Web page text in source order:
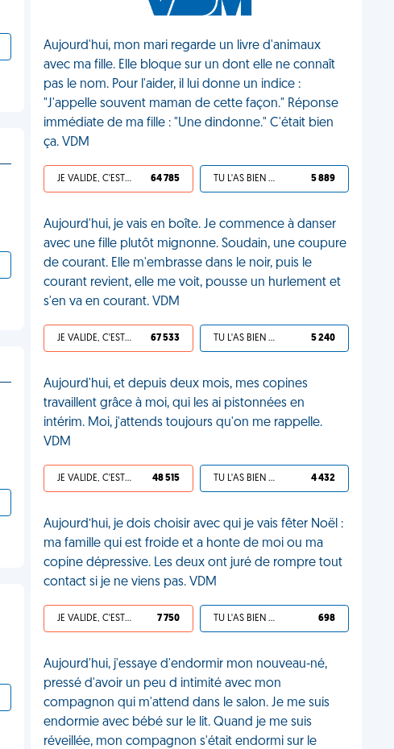
Aujourd'hui, mon mari regarde un livre d'animaux
avec ma fille. Elle bloque sur un dont elle ne connaît
pas le nom. Pour l'aider, il lui donne un indice :
"J'appelle souvent maman de cette façon." Réponse
immédiate de ma fille : "Une dindonne." C'était bien
ça. VDM
JE VALIDE, C'EST UNE VDM 64 785 TU L'AS BIEN MÉRITÉ 5 889
Aujourd'hui, je vais en boîte. Je commence à danser
avec une fille plutôt mignonne. Soudain, une coupure
de courant. Elle m'embrasse dans le noir, puis le
courant revient, elle me voit, pousse un hurlement et
s'en va en courant. VDM
JE VALIDE, C'EST UNE VDM 67 533 TU L'AS BIEN MÉRITÉ 5 240
Aujourd'hui, et depuis deux mois, mes copines
travaillent grâce à moi, qui les ai pistonnées en
intérim. Moi, j'attends toujours qu'on me rappelle.
VDM
JE VALIDE, C'EST UNE VDM 48 515 TU L'AS BIEN MÉRITÉ 4 432
Aujourd’hui, je dois choisir avec qui je vais fêter Noël :
ma famille qui est froide et a honte de moi ou ma
copine dépressive. Les deux ont juré de rompre tout
contact si je ne viens pas. VDM
JE VALIDE, C'EST UNE VDM 7 750 TU L'AS BIEN MÉRITÉ 698
Aujourd'hui, j'essaye d'endormir mon nouveau-né,
pressé d'avoir un peu d intimité avec mon
compagnon qui m'attend dans le salon. Je me suis
endormie avec bébé sur le lit. Quand je me suis
réveillée, mon compagnon s'était endormi sur le